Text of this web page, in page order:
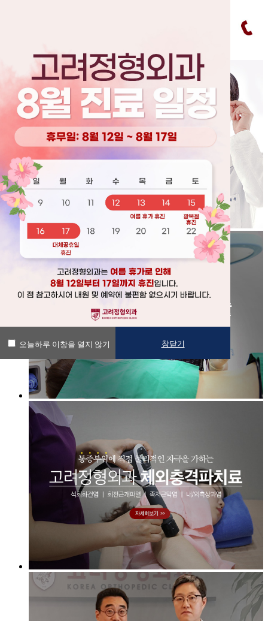
오늘하루 이창을 열지 않기 창닫기
오늘하루 이창을 열지 않기
오늘하루 이창을 열지 않기 창닫기